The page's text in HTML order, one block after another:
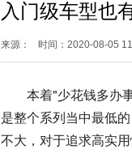
入门级车型也
来源： 时间：2020-08-05
本着"少花钱多办
是整个系列当中最低
不大，对于追求高实